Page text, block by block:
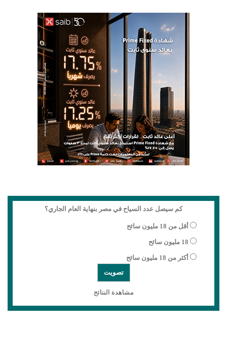
كم سيصل عدد السياح في مصر بنهاية العام الجاري؟
أقل من 18 مليون سائح
18 مليون سائح
أكثر من 18 مليون سائح
مشاهدة النتائج